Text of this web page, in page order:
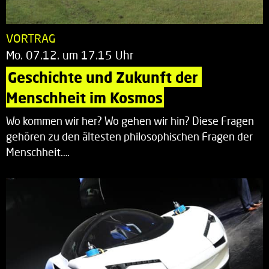
VORTRAG
Mo. 07.12. um 17.15 Uhr
Geschichte und Zukunft der
Menschheit im Kosmos
Wo kommen wir her? Wo gehen wir hin? Diese Fragen
gehören zu den ältesten philosophischen Fragen der
Menschheit.…